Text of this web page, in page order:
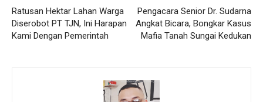
Ratusan Hektar Lahan Warga
Diserobot PT TJN, Ini Harapan
Kami Dengan Pemerintah
Pengacara Senior Dr. Sudarna
Angkat Bicara, Bongkar Kasus
Mafia Tanah Sungai Kedukan